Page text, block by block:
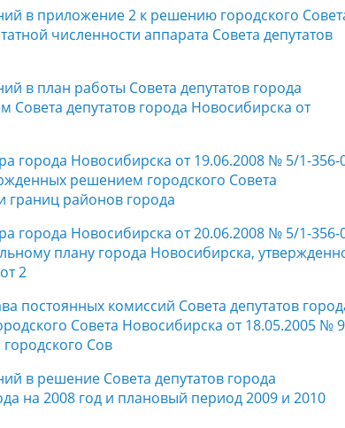
в приложение 2 к решению городского
численности аппарата Совета депутатов
в план работы Совета депутатов города
депутатов города Новосибирска от
города Новосибирска от 19.06.2008 № 5/1-356-
решением городского Совета
границ районов города
города Новосибирска от 20.06.2008 № 5/1-356-
плану города Новосибирска,
2
постоянных комиссий Совета депутатов
Совета Новосибирска от 18.05.2005 №
Сов
в решение Совета депутатов города
на 2008 год и плановый период 2009 и 2010